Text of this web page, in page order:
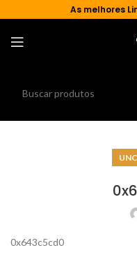
As melhores
0x643c5cd0